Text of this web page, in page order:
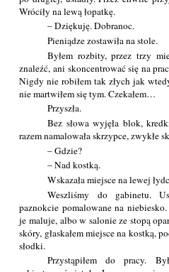
Wróciły na lewą łopatkę.
– Dziękuję. Dobranoc.
Pieniądze zostawiła na stole.
Byłem rozbity, przez trzy
znaleźć, ani skoncentrować się na
Nigdy nie robiłem tak złych jak
nie martwiłem się tym. Czekałem…
Przyszła.
Bez słowa wyjęła blok,
razem namalowała skrzypce, zwykłe
– Gdzie?
– Nad kostką.
Wskazała miejsce na lewej
Weszliśmy do gabinetu.
paznokcie pomalowane na
je maluje, albo w salonie ze stopą
skóry, głaskałem miejsce na kostką,
słodki.
Przystąpiłem do pracy.